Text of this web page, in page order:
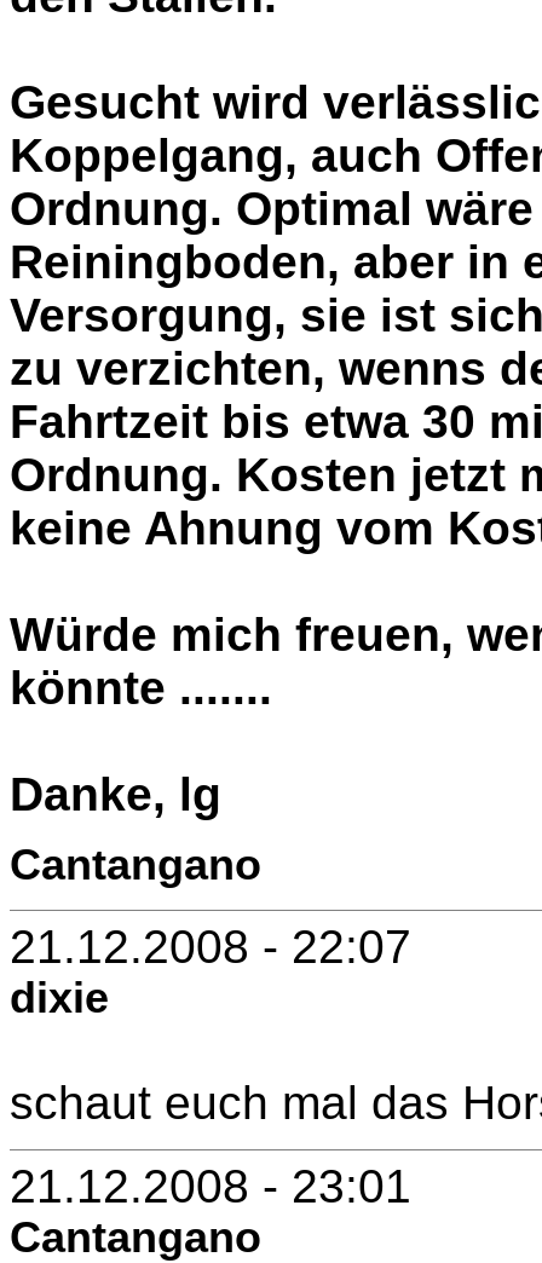
Gesucht wird
Koppelgang, auch
Ordnung. Optimal
Reiningboden, aber in
Versorgung, sie ist
zu verzichten, wenns
Fahrtzeit bis etwa 30
Ordnung. Kosten jetzt
keine Ahnung vom
Würde mich freuen,
könnte .......
Danke, lg
Cantangano
21.12.2008 - 22:07
dixie
schaut euch mal das
21.12.2008 - 23:01
Cantangano